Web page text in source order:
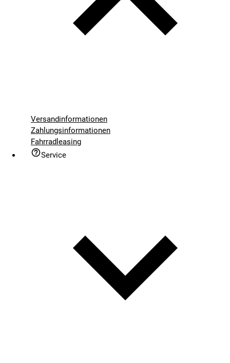
Versandinformationen
Zahlungsinformationen
Fahrradleasing
Service